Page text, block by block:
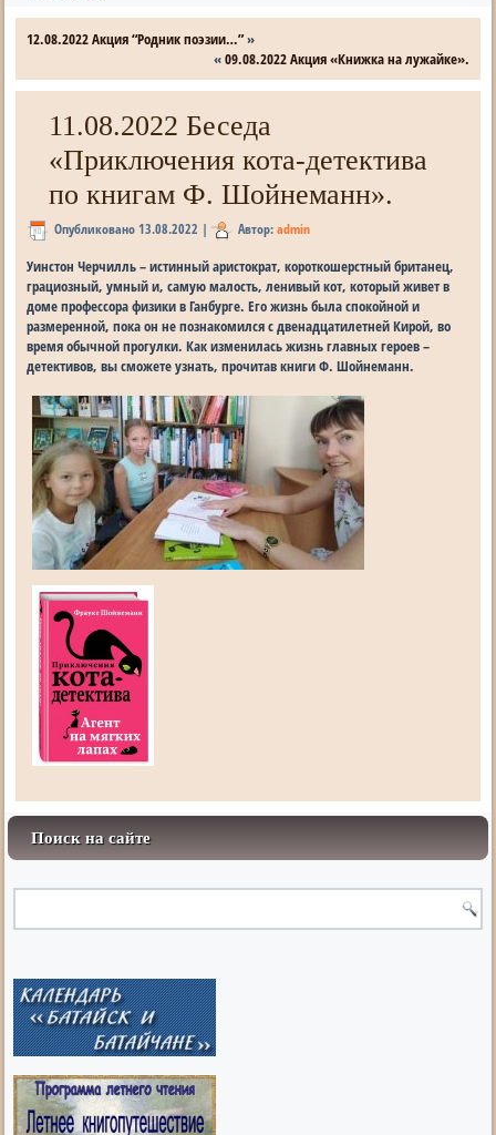
12.08.2022 Акция “Родник поэзии…”»
«09.08.2022 Акция «Книжка на лужайке».
11.08.2022 Беседа
«Приключения кота-детектива
по книгам Ф. Шойнеманн».
Опубликовано 13.08.2022 | Автор: admin
Уинстон Черчилль – истинный аристократ, короткошерстный британец,
грациозный, умный и, самую малость, ленивый кот, который живет в
доме профессора физики в Ганбурге. Его жизнь была спокойной и
размеренной, пока он не познакомился с двенадцатилетней Кирой, во
время обычной прогулки. Как изменилась жизнь главных героев –
детективов, вы сможете узнать, прочитав книги Ф. Шойнеманн.
Поиск на сайте